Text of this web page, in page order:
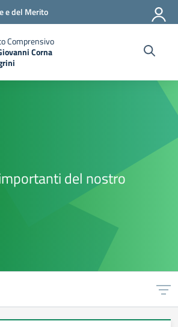
e del Merito
Comprensivo
Corna
del nostro